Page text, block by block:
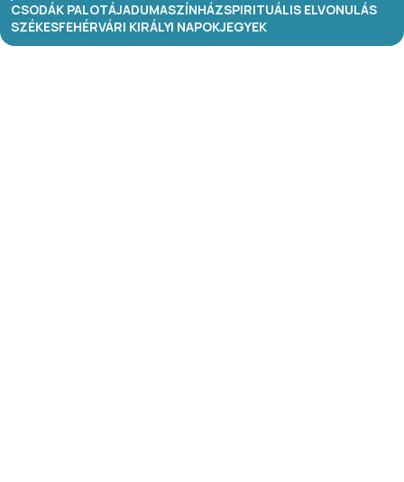
CSODÁK PALOTÁJADUMASZÍNHÁZSPIRITUÁLIS ELVONULÁS
SZÉKESFEHÉRVÁRI KIRÁLYI NAPOKJEGYEK